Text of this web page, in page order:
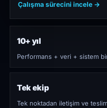
Çalışma sürecini incele →
10+ yıl
Performans + veri + sistem
Tek ekip
Tek noktadan iletişim ve